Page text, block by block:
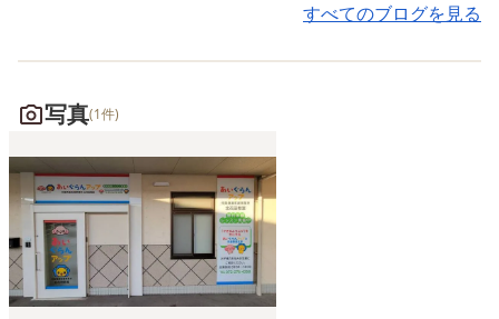
読む」ということは、読み始
めのお子さまにとっては少し
ハードルが高いこともありま
す。 そのため、まずは最後ま
で読み切ることができる短い
絵本から挑戦し、「読め
た！」という成功体験を積み
重ねられるよう工夫していま
す✨ この教材には、 📖 ひら
り紙を丁寧に折り進めな
れの“さかな”を完成させ
すべてのブログを見る
写真(1件)